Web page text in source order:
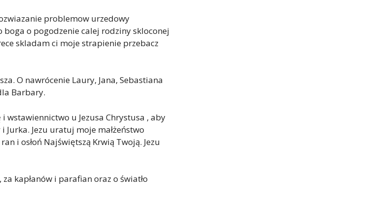
problemow urzedowy
o pogodzenie calej rodziny skloconej
skladam ci moje strapienie przebacz
O nawrócenie Laury, Jana, Sebastiana
Barbary.
wstawiennictwo u Jezusa Chrystusa , aby
i Jurka. Jezu uratuj moje małżeństwo
i osłoń Najświętszą Krwią Twoją. Jezu
kapłanów i parafian oraz o światło